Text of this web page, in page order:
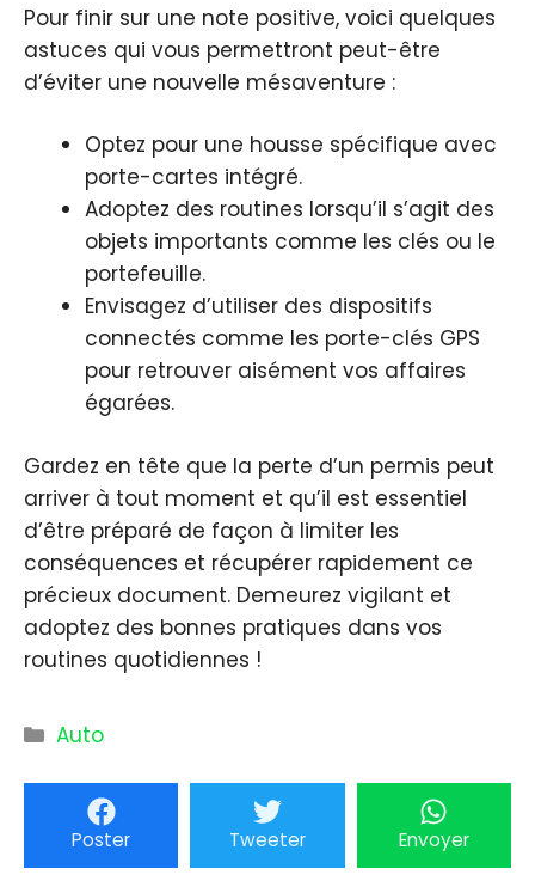
Pour finir sur une note positive, voici quelques
astuces qui vous permettront peut-être
d’éviter une nouvelle mésaventure :
Optez pour une housse spécifique avec
porte-cartes intégré.
Adoptez des routines lorsqu’il s’agit des
objets importants comme les clés ou le
portefeuille.
Envisagez d’utiliser des dispositifs
connectés comme les porte-clés GPS
pour retrouver aisément vos affaires
égarées.
Gardez en tête que la perte d’un permis peut
arriver à tout moment et qu’il est essentiel
d’être préparé de façon à limiter les
conséquences et récupérer rapidement ce
précieux document. Demeurez vigilant et
adoptez des bonnes pratiques dans vos
routines quotidiennes !
Catégories
Auto
Poster Tweeter Envoyer